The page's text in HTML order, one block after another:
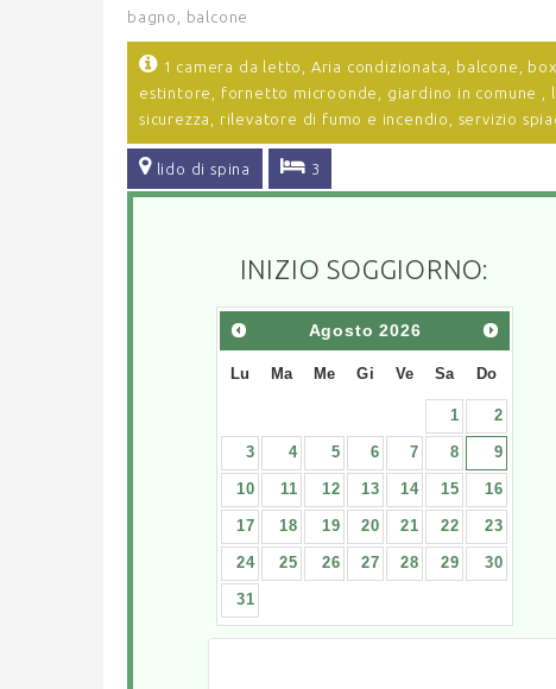
bagno, balcone
1 camera da letto, Aria condizionata, balcone,
estintore, fornetto microonde, giardino in comune ,
sicurezza, rilevatore di fumo e incendio, servizio
lido di spina 3
INIZIO SOGGIORNO:
Agosto 2026
Lu Ma Me Gi Ve Sa Do
1 2
3 4 5 6 7 8 9
10 11 12 13 14 15 16
17 18 19 20 21 22 23
24 25 26 27 28 29 30
31